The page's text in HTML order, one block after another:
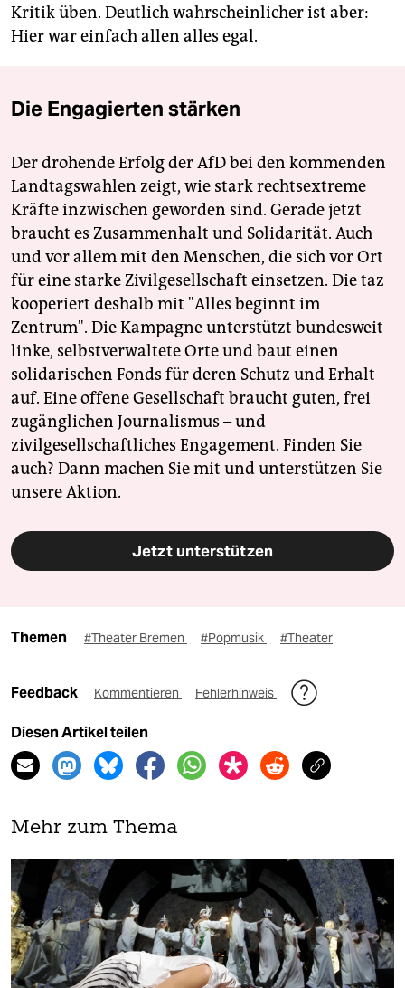
Kritik üben. Deutlich wahrscheinlicher ist aber:
Hier war einfach allen alles egal.
Die Engagierten stärken
Der drohende Erfolg der AfD bei den kommenden
Landtagswahlen zeigt, wie stark rechtsextreme
Kräfte inzwischen geworden sind. Gerade jetzt
braucht es Zusammenhalt und Solidarität. Auch
und vor allem mit den Menschen, die sich vor Ort
für eine starke Zivilgesellschaft einsetzen. Die taz
kooperiert deshalb mit "Alles beginnt im
Zentrum". Die Kampagne unterstützt bundesweit
linke, selbstverwaltete Orte und baut einen
solidarischen Fonds für deren Schutz und Erhalt
auf. Eine offene Gesellschaft braucht guten, frei
zugänglichen Journalismus – und
zivilgesellschaftliches Engagement. Finden Sie
auch? Dann machen Sie mit und unterstützen Sie
unsere Aktion.
Jetzt unterstützen
Themen #Theater Bremen #Popmusik #Theater
Feedback Kommentieren Fehlerhinweis
Diesen Artikel teilen
Mehr zum Thema